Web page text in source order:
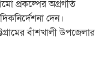
প্রকল্পের অগ্রগতি
দেন।
বাঁশখালী উপজেলার